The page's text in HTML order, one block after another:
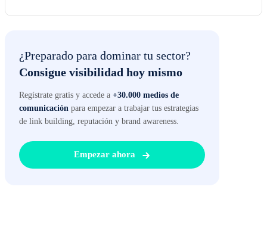
¿Preparado para dominar tu sector?
Consigue visibilidad hoy mismo
Regístrate gratis y accede a +30.000 medios de
comunicación para empezar a trabajar tus estrategias
de link building, reputación y brand awareness.
Empezar ahora